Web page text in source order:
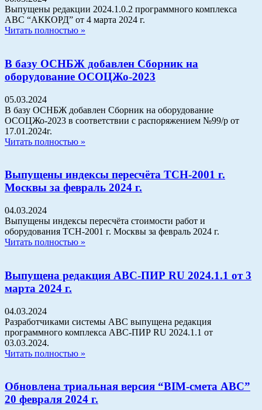
Выпущены редакции 2024.1.0.2 программного комплекса
АВС “АККОРД” от 4 марта 2024 г.
Читать полностью »
В базу ОСНБЖ добавлен Сборник на
оборудование ОСОЦЖо-2023
05.03.2024
В базу ОСНБЖ добавлен Сборник на оборудование
ОСОЦЖо-2023 в соответствии с распоряжением №99/р от
17.01.2024г.
Читать полностью »
Выпущены индексы пересчёта ТСН-2001 г.
Москвы за февраль 2024 г.
04.03.2024
Выпущены индексы пересчёта стоимости работ и
оборудования ТСН-2001 г. Москвы за февраль 2024 г.
Читать полностью »
Выпущена редакция АВС-ПИР RU 2024.1.1 от 3
марта 2024 г.
04.03.2024
Разработчиками системы АВС выпущена редакция
программного комплекса АВС-ПИР RU 2024.1.1 от
03.03.2024.
Читать полностью »
Обновлена триальная версия “BIM-смета АВС”
20 февраля 2024 г.